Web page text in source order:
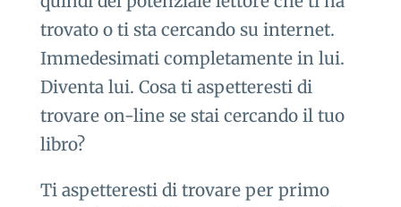
trovato o ti sta cercando su internet.
Immedesimati completamente in lui.
Diventa lui. Cosa ti aspetteresti di
trovare on-line se stai cercando il tuo
libro?
Ti aspetteresti di trovare per primo